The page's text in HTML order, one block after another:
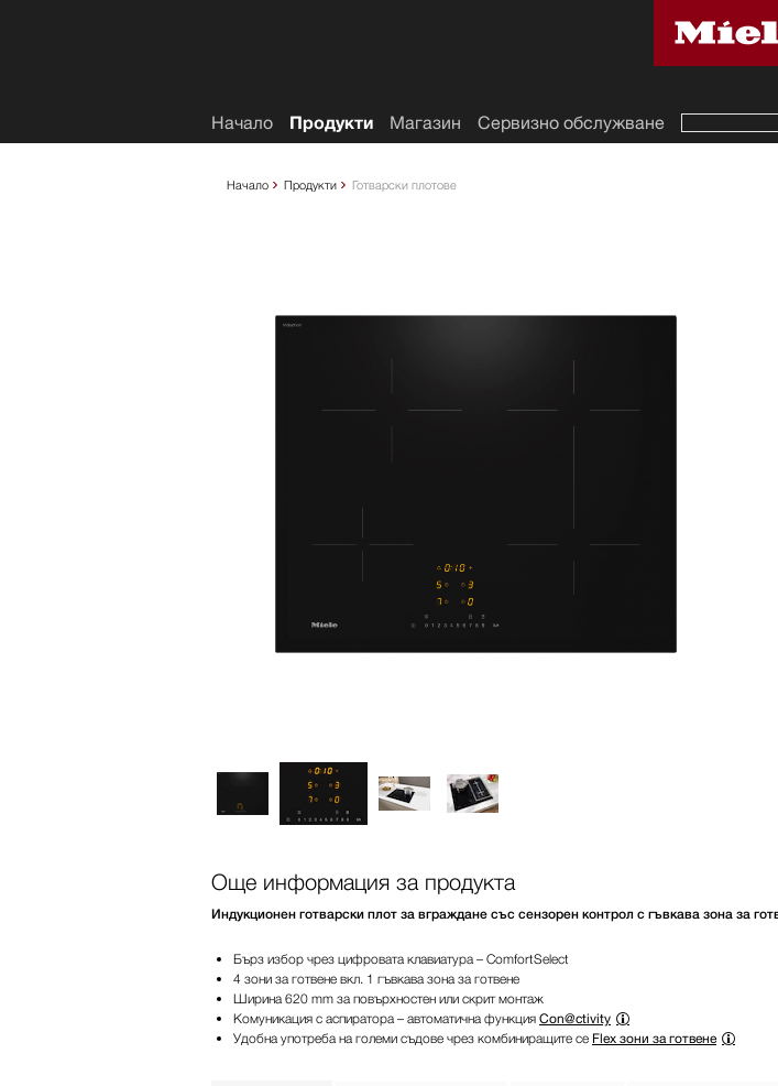
Начало Продукти Готварски плотове
Още информация за продукта
Индукционен готварски плот за вграждане със сензорен контрол с гъвкава зона за
Бърз избор чрез цифровата клавиатура – ComfortSelect
4 зони за готвене вкл. 1 гъвкава зона за готвене
Ширина 620 mm за повърхностен или скрит монтаж
Комуникация с аспиратора – автоматична функция Con@ctivity
Удобна употреба на големи съдове чрез комбиниращите се Flex зони за готвене
Начало Продукти Магазин Сервизно обслужване